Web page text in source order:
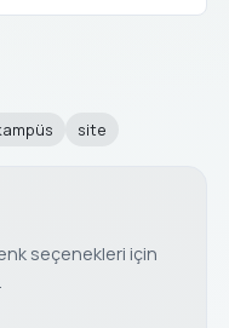
site
seçenekleri için